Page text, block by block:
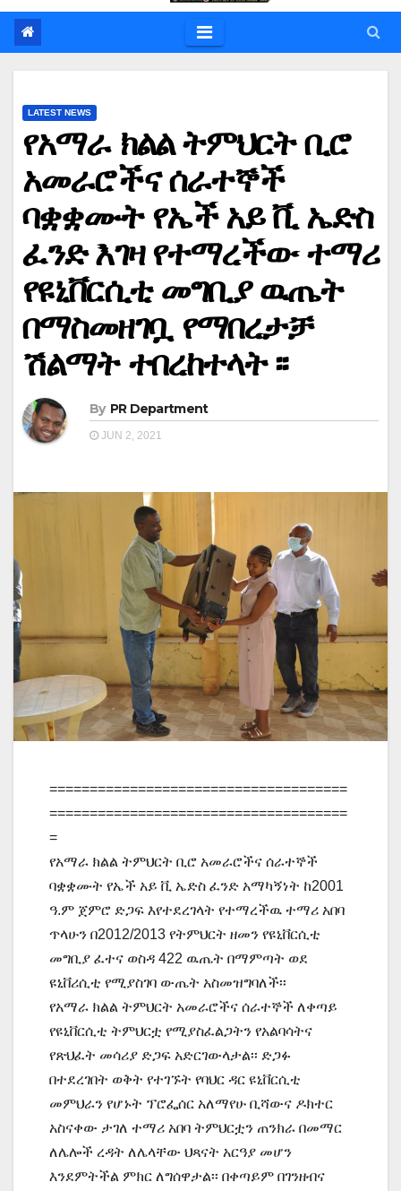
LATEST NEWS
የአማራ ክልል ትምህርት ቢሮ
አመራሮችና ሰራተኞች
ባቋቋሙት የኤች አይ ቪ ኤድስ
ፈንድ እገዛ የተማረችው ተማሪ
የዩኒቨርሲቲ መግቢያ ዉጤት
በማስመዘገቧ የማበረታቻ
ሽልማት ተበረከተላት ፡፡
By PR Department
JUN 2, 2021
=====================================
=====================================
=
የአማራ ክልል ትምህርት ቢሮ አመራሮችና ሰራተኞች
ባቋቋሙት የኤች አይ ቪ ኤድስ ፈንድ አማካኝነት ከ2001
ዓ.ም ጀምሮ ድጋፍ እየተደረገላት የተማረችዉ ተማሪ አበባ
ጥላሁን በ2012/2013 የትምህርት ዘመን የዩኒቨርሲቲ
መግቢያ ፈተና ወስዳ 422 ዉጤት በማምጣት ወደ
ዩኒቨሪሲቲ የሚያስገባ ውጤት አስመዝግባለች፡፡
የአማራ ክልል ትምህርት አመራሮችና ሰራተኞች ለቀጣይ
የዩኒቨርሲቲ ትምህርቷ የሚያስፈልጋትን የአልባሳትና
የጽህፈት መሳሪያ ድጋፍ አድርገውላታል፡፡ ድጋፉ
በተደረገበት ወቅት የተገኙት የባህር ዳር ዩኒቨርሲቲ
መምህራን የሆኑት ፕሮፌሰር አለማየሁ ቢሻውና ዶክተር
አስናቀው ታገለ ተማሪ አበባ ትምህርቷን ጠንክራ በመማር
ለሌሎች ረዳት ለሌላቸው ህጻናት አርዓያ መሆን
እንደምትችል ምክር ለግሰዋታል፡፡ በቀጣይም በገንዘብና